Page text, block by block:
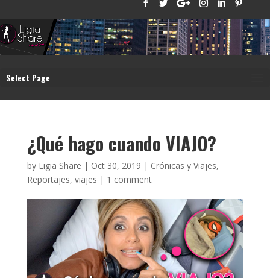
Select Page
¿Qué hago cuando VIAJO?
by Ligia Share | Oct 30, 2019 | Crónicas y Viajes,
Reportajes, viajes | 1 comment